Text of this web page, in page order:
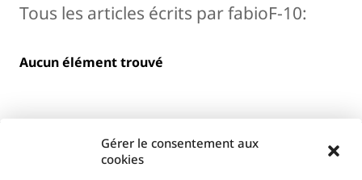
Gérer le consentement aux
cookies
Tous les articles écrits par fabioF-10:
Aucun élément trouvé